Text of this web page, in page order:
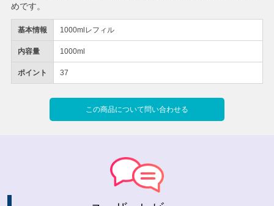
基本情報 1000mlレフィル
内容量 1000ml
ポイント 37
この商品について問い合わせる
めです。